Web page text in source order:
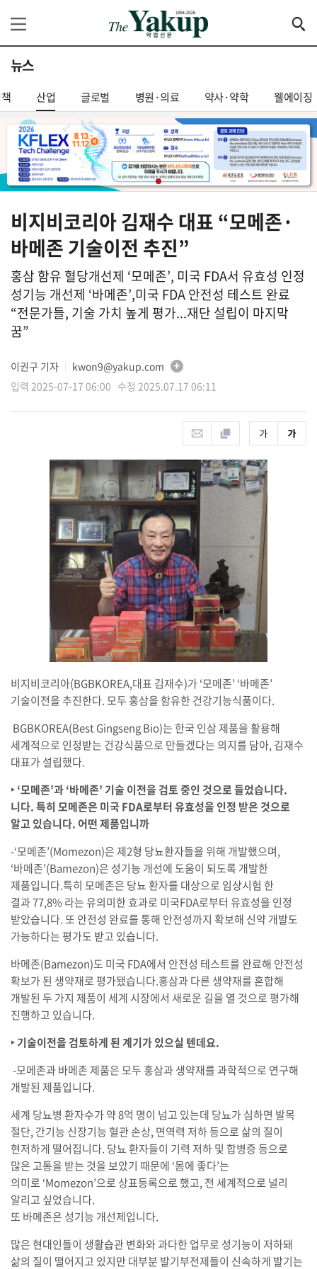
뉴스
산업 글로벌 병원·의료 약사·약학 웰에이징
비지비코리아 김재수 대표 “모메존·
바메존 기술이전 추진”
홍삼 함유 혈당개선제 ‘모메존’, 미국 FDA서 유효성 인정
성기능 개선제 ‘바메존’,미국 FDA 안전성 테스트 완료
“전문가들, 기술 가치 높게 평가...재단 설립이 마지막
꿈”
이권구 기자
kwon9@yakup.com
입력 2025-07-17 06:00 수정 2025.07.17 06:11
비지비코리아(BGBKOREA,대표 김재수)가 ‘모메존’ ‘바메존’
기술이전을 추진한다. 모두 홍삼을 함유한 건강기능식품이다.
BGBKOREA(Best Gingseng Bio)는 한국 인삼 제품을 활용해
세계적으로 인정받는 건강식품으로 만들겠다는 의지를 담아, 김재수
대표가 설립했다.
‣ ‘모메존’과 ‘바메존’ 기술 이전을 검토 중인 것으로 들었습니다.
니다. 특히 모메존은 미국 FDA로부터 유효성을 인정 받은 것으로
알고 있습니다. 어떤 제품입니까
-‘모메존’(Momezon)은 제2형 당뇨환자들을 위해 개발했으며,
‘바메존’(Bamezon)은 성기능 개선에 도움이 되도록 개발한
제품입니다.특히 모메존은 당뇨 환자를 대상으로 임상시험 한
결과 77,8% 라는 유의미한 효과로 미국FDA로부터 유효성을 인정
받았습니다. 또 안전성 완료를 통해 안전성까지 확보해 신약 개발도
가능하다는 평가도 받고 있습니다.
바메존(Bamezon)도 미국 FDA에서 안전성 테스트를 완료해 안전성
확보가 된 생약재로 평가됐습니다.홍삼과 다른 생약재를 혼합해
개발된 두 가지 제품이 세계 시장에서 새로운 길을 열 것으로 평가해
진행하고 있습니다.
‣ 기술이전을 검토하게 된 계기가 있으실 텐데요.
-모메존과 바메존 제품은 모두 홍삼과 생약재를 과학적으로 연구해
개발된 제품입니다.
세계 당뇨병 환자수가 약 8억 명이 넘고 있는데 당뇨가 심하면 발목
절단, 간기능 신장기능 혈관 손상, 면역력 저하 등으로 삶의 질이
현저하게 떨어집니다. 당뇨 환자들이 기력 저하 및 합병증 등으로
많은 고통을 받는 것을 보았기 때문에 ‘몸에 좋다’는
의미로 ‘Momezon’으로 상표등록으로 했고, 전 세계적으로 널리
알리고 싶었습니다.
또 바메존은 성기능 개선제입니다.
많은 현대인들이 생활습관 변화와 과다한 업무로 성기능이 저하돼
삶의 질이 떨어지고 있지만 대부분 발기부전제들이 신속하게 발기는